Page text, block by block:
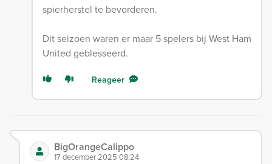
spierherstel te bevorderen.
Dit seizoen waren er maar 5 spelers bij West Ham
United geblesseerd.
Reageer
BigOrangeCalippo
17 december 2025 08:24